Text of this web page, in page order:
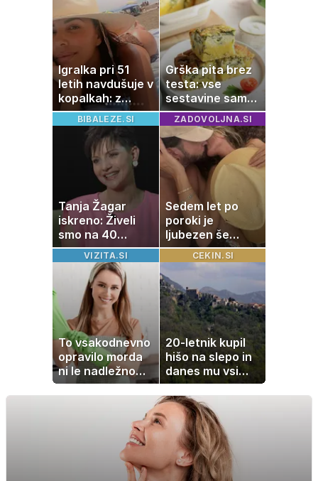
naprave
Igralka pri 51
letih navdušuje v
kopalkah: z
možem uživa v
romantičnem
poletju
Grška pita brez
testa: vse
sestavine samo
zmešate in
pečica opravi
ostalo
BIBALEZE.SI
Tanja Žagar
iskreno: Živeli
smo na 40
kvadratih, a
imela sem vse,
kar otrok
potrebuje
ZADOVOLJNA.SI
Sedem let po
poroki je
ljubezen še
vedno enako
močna
VIZITA.SI
To vsakodnevno
opravilo morda
ni le nadležno
delo, pomaga
lahko tudi
CEKIN.SI
20-letnik kupil
hišo na slepo in
danes mu vsi
zavidajo